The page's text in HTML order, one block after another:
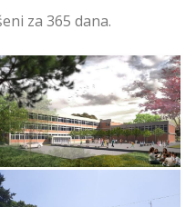
za 365 dana.
Počeli Radovi na
Dogradnji Škole
Mitraljeta Batajnica